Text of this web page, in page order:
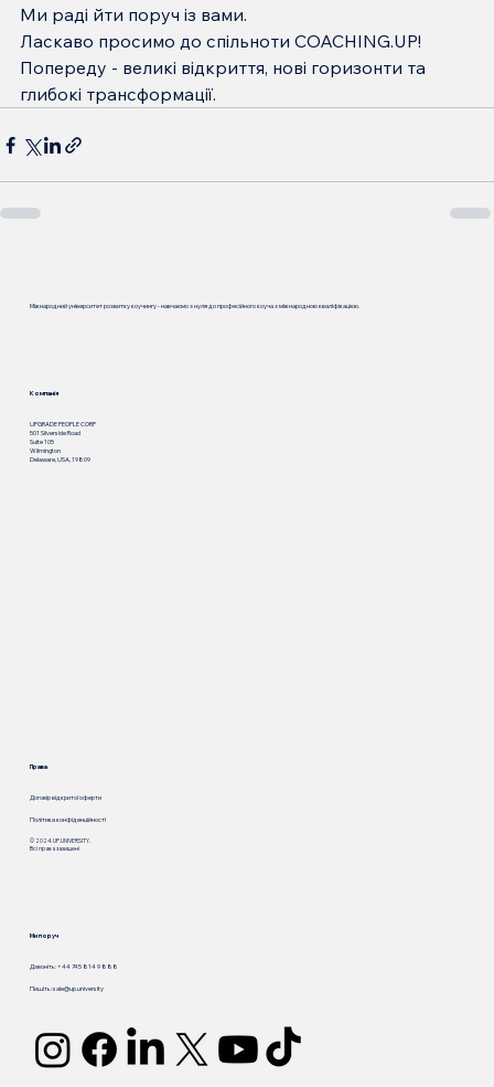
Ми раді йти поруч із вами.
Ласкаво просимо до спільноти COACHING.UP!
Попереду - великі відкриття, нові горизонти та
глибокі трансформації.
Міжнародний університет розвитку коучингу - навчаємо з нуля до професійного коуча з міжнародною кваліфікацією.
Компанія
UPGRADE PEOPLE CORP
501 Silverside Road
Suite 105
Wilmington
Delaware, USA, 19809
Права
Договір відкритої оферти
Політика конфіденційності
© 2024. UP.UNIVERSITY.
Всі права захищені
Ми поруч
Пишіть:sale@up.university
Дзвоніть: +44 745 814 9 888